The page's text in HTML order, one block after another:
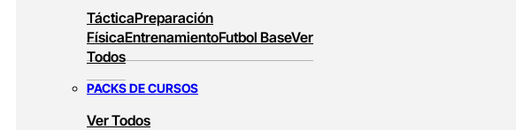
TácticaPreparación
FísicaEntrenamientoFutbol BaseVer
Todos
PACKS DE CURSOS
Ver Todos